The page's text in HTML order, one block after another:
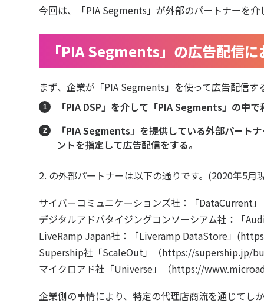
今回は、
「PIA Segments」 が外部のパートナーを
「PIA Segments」の広告配信
まず、企業が「PIA Segments」を使って広告配信
「PIA DSP」 を介して「PIA Segments」の中で
「PIA Segments」を提供している外部パート
ントを指定して広告配信をする。
2. の外部パートナーは以下の通りです。(2020年5月
サイバーコミュニケーションズ社：「DataCurrent
デジタルアドバタイジングコンソーシアム社：「
LiveRamp Japan社：「Liveramp DataStore」(
Supership社「ScaleOut」（https://supership.jp/
マイクロアド社「Universe」（https://
企業側の事情により、特定の代理店商流を通じてし